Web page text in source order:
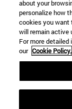
about your
personalize how
cookies you want
will remain active
For more
our Cookie Policy.